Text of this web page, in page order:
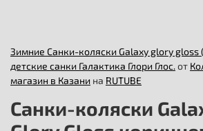
Зимние Санки-коляски Galaxy glory gloss
детские санки Галактика Глори Глос.от
магазин в Казани на RUTUBE
Санки-коляски